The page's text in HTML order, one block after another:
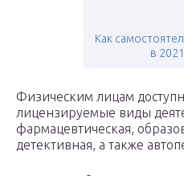
Как
в
Физическим лицам
лицензируемые виды
фармацевтическая,
детективная, а также